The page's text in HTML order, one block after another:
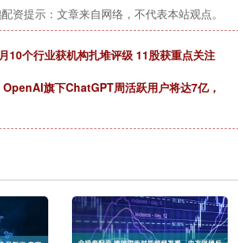
资提示：文章来自网络，不代表本站观点。
10个行业获机构扎堆评级 11股获重点关注
旗下ChatGPT周活跃用户将达7亿，